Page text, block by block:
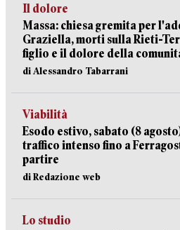
Il dolore
Massa: chiesa gremita per
Graziella, morti sulla Rieti-
figlio e il dolore della
di Alessandro Tabarrani
Viabilità
Esodo estivo, sabato (8
traffico intenso fino a
partire
di Redazione web
Lo studio